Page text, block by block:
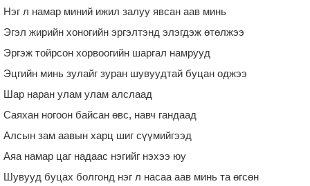
Нэг л намар миний ижил залуу явсан аав минь
Эгэл жирийн хоногийн эргэлтэнд элэгдэж өтөлжээ
Эргэж тойрсон хорвоогийн шаргал намрууд
Эцгийн минь зулайг зуран шувуудтай буцан оджээ
Шар наран улам улам алслаад
Саяхан ногоон байсан өвс, навч гандаад
Алсын зам аавын харц шиг сүүмийгээд
Аяа намар цаг надаас нэгийг нэхээ юу
Шувууд буцах болгонд нэг л насаа аав минь та өгсөн